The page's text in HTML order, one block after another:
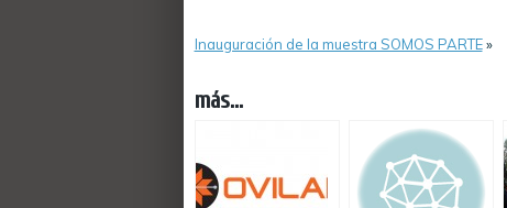
Inauguración de la muestra SOMOS PARTE»
más...